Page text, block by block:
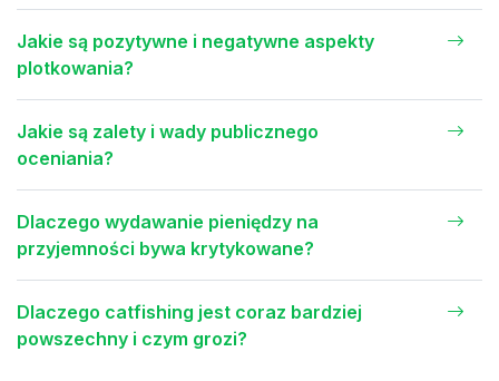
Jakie są pozytywne i negatywne aspekty
plotkowania?
Jakie są zalety i wady publicznego
oceniania?
Dlaczego wydawanie pieniędzy na
przyjemności bywa krytykowane?
Dlaczego catfishing jest coraz bardziej
powszechny i czym grozi?